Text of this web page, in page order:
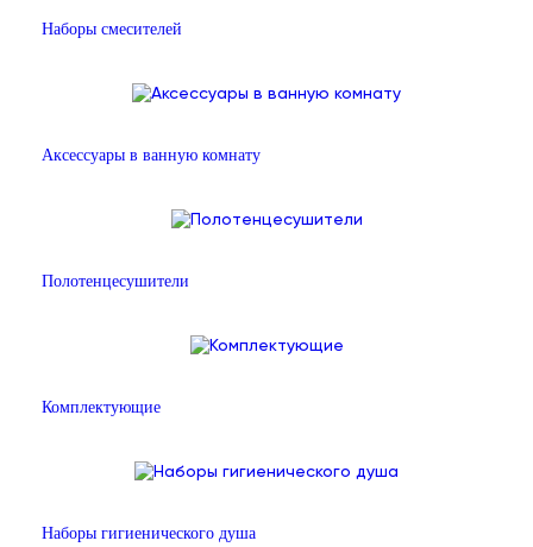
Наборы смесителей
Аксессуары в ванную комнату
Полотенцесушители
Комплектующие
Наборы гигиенического душа